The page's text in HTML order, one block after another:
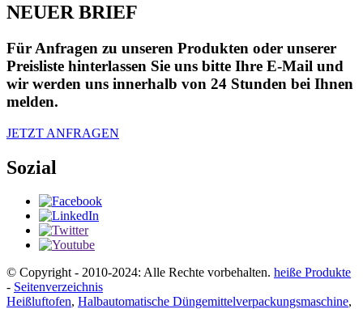
NEUER BRIEF
Für Anfragen zu unseren Produkten oder unserer
Preisliste hinterlassen Sie uns bitte Ihre E-Mail und
wir werden uns innerhalb von 24 Stunden bei Ihnen
melden.
JETZT ANFRAGEN
Sozial
© Copyright - 2010-2024: Alle Rechte vorbehalten. heiße Produkte
- Seitenverzeichnis
Heißluftofen, Halbautomatische Düngemittelverpackungsmaschine,